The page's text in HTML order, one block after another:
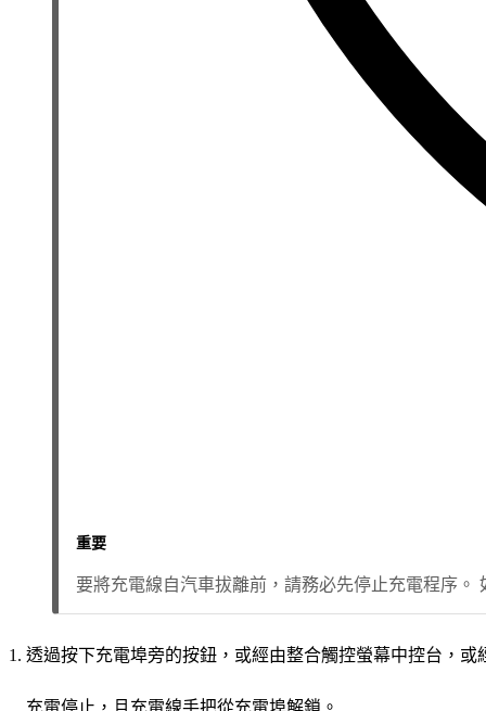
重要
要將充電線自汽車拔離前，請務必先停止充電程序
透過按下充電埠旁的按鈕，或經由整合觸控螢幕中控台，或
充電停止，且充電線手把從充電埠解鎖。